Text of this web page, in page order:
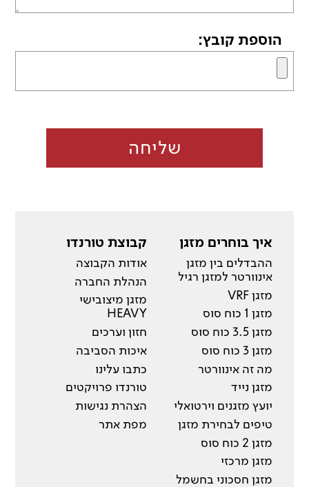
*
הוספת קובץ:
שליחה
איך בוחרים מזגן
ההבדלים בין מזגן
אינוורטר למזגן רגיל
מזגן VRF
מזגן 1 כוח סוס
מזגן 3.5 כוח סוס
מזגן 3 כוח סוס
מה זה אינוורטר
מזגן נייד
יועץ מזגנים וירטואלי
טיפים לבחירת מזגן
מזגן 2 כוח סוס
מזגן מרכזי
מזגן חסכוני בחשמל
קבוצת טורנדו
אודות הקבוצה
הנהלת החברה
מזגן מיצובישי
HEAVY
חזון וערכים
איכות הסביבה
כתבו עלינו
טורנדו פרויקטים
הצהרת נגישות
מפת אתר